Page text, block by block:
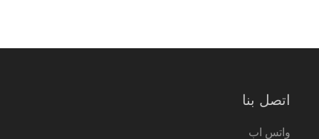
اتصل بنا
واتس اب